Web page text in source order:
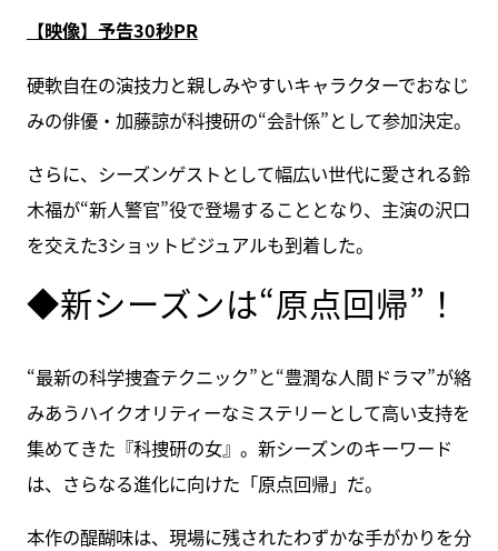
【映像】予告30秒PR
硬軟自在の演技力と親しみやすいキャラクターでおなじ
みの俳優・加藤諒が科捜研の“会計係”として参加決定。
さらに、シーズンゲストとして幅広い世代に愛される鈴
木福が“新人警官”役で登場することとなり、主演の沢口
を交えた3ショットビジュアルも到着した。
◆新シーズンは“原点回帰”！
“最新の科学捜査テクニック”と“豊潤な人間ドラマ”が絡
みあうハイクオリティーなミステリーとして高い支持を
集めてきた『科捜研の女』。新シーズンのキーワード
は、さらなる進化に向けた「原点回帰」だ。
本作の醍醐味は、現場に残されたわずかな手がかりを分